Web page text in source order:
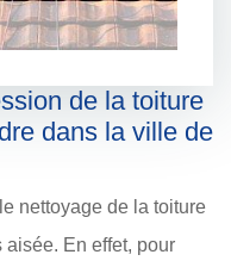
de la toiture
dans la ville de
nettoyage de la toiture
aisée. En effet, pour